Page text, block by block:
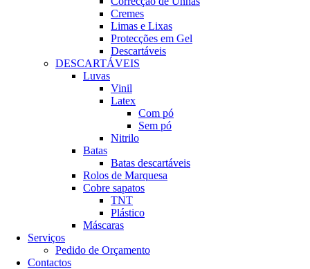
Cremes
Limas e Lixas
Protecções em Gel
Descartáveis
DESCARTÁVEIS
Luvas
Vinil
Latex
Com pó
Sem pó
Nitrilo
Batas
Batas descartáveis
Rolos de Marquesa
Cobre sapatos
TNT
Plástico
Máscaras
Serviços
Pedido de Orçamento
Contactos